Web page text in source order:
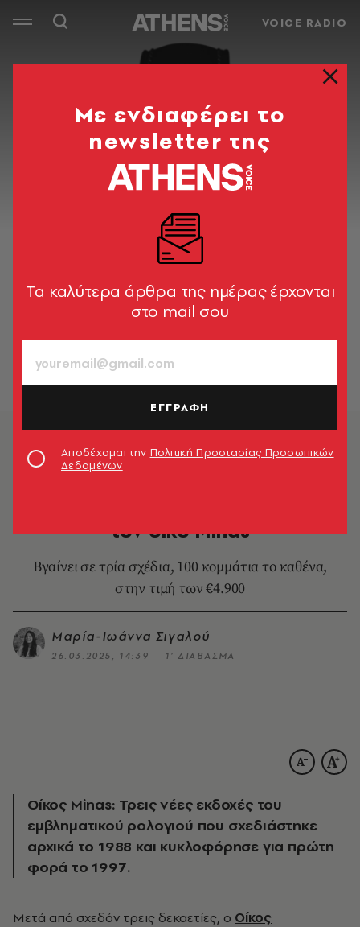
VOICE RADIO
τον οίκο Minas
Βγαίνει σε τρία σχέδια, 100 κομμάτια το καθένα,
στην τιμή των €4.900
Μαρία-Ιωάννα Σιγαλού
26.03.2025, 14:39 1’ ΔΙΑΒΑΣΜΑ
Οίκος Minas: Τρεις νέες εκδοχές του
εμβληματικού ρολογιού που σχεδιάστηκε
αρχικά το 1988 και κυκλοφόρησε για πρώτη
φορά το 1997.
Μετά από σχεδόν τρεις δεκαετίες, ο Οίκος
Mε ενδιαφέρει το
newsletter της
Tα καλύτερα άρθρα της ημέρας έρχονται
στο mail σου
ΕΓΓΡΑΦΗ
Αποδέχομαι την Πολιτική Προστασίας Προσωπικών
Δεδομένων